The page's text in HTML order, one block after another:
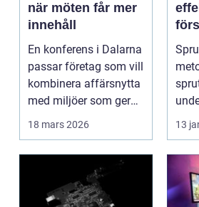
när möten får mer
innehåll
En konferens i Dalarna
passar företag som vill
kombinera affärsnytta
med miljöer som ger
lugn, fokus...
18 mars 2026 13